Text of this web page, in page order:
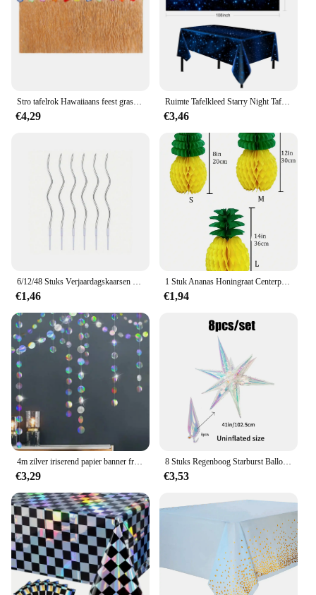
Stro tafelrok Hawaiiaans feest gras tafelrok themafeest voor tropische Hawaiiaanse zee bruiloft verjaardagsfeestje decoratie
€4,29
Ruimte Tafelkleed Starry Night Tafelkleed Decoraties Plastic Galaxy Tafel Cover Space Stars Thema Party Benodigdheden Voor Verjaardag
€3,46
6/12/48 Stuks Verjaardagskaarsen Spiraal Taartkaarsen Lange Dunne Taartkaarsen Voor Bruiloft En Taartdecoratie
€1,46
1 Stuk Ananas Honingraat Centerpieces Tissue Papier Ananas Tafel Opknoping Decoraties Voor Tropische Luau Hawaiian Jungle Party
€1,94
4m zilver iriserend papier banner frozen feestartikelen verjaardagsdecoratie volwassen kinderen jongen meisje geslacht onthullen bruiloft decor
€3,29
8 Stuks Regenboog Starburst Ballonnen, 41 Inch, Verjaardag, Bruiloft, Disco Feest, Zeemeermin Partij, Concert Decoraties, Ijs En Sneeuw Thema
€3,53